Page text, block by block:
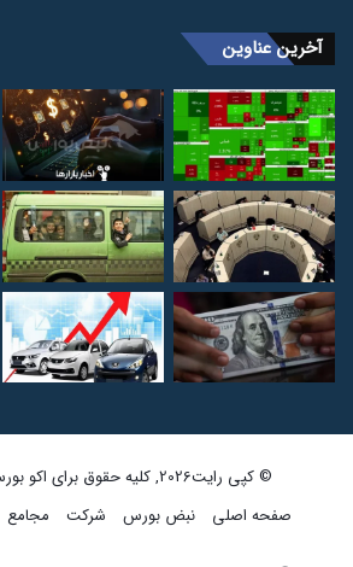
آخرین عناوین
© کپی رایت2026, کلیه حقوق برای اکو بورس محفوظ است.
صفحه اصلی
نبض بورس شرکت مجامع